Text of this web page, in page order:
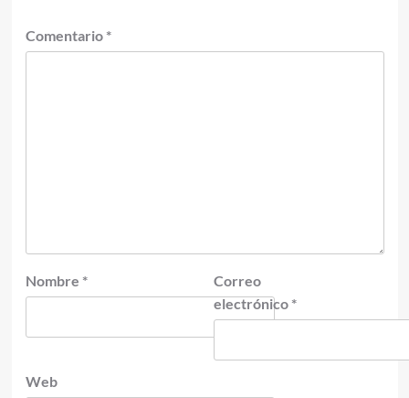
Comentario *
Nombre *
Correo
electrónico *
Web